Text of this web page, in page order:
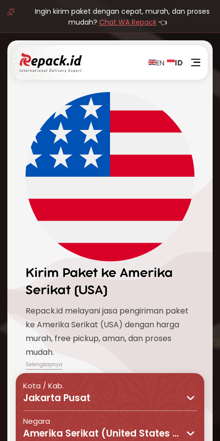
Ingin kirim paket dengan cepat, murah, dan proses
mudah? Chat WA Repack👈
EN ID
Kirim Paket ke Amerika
Serikat (USA)
Repack.id melayani jasa pengiriman paket
ke Amerika Serikat (USA) dengan harga
murah, free pickup, aman, dan proses
mudah.
Kota / Kab.
Jakarta Pusat
Negara
Amerika Serikat (United States of America)